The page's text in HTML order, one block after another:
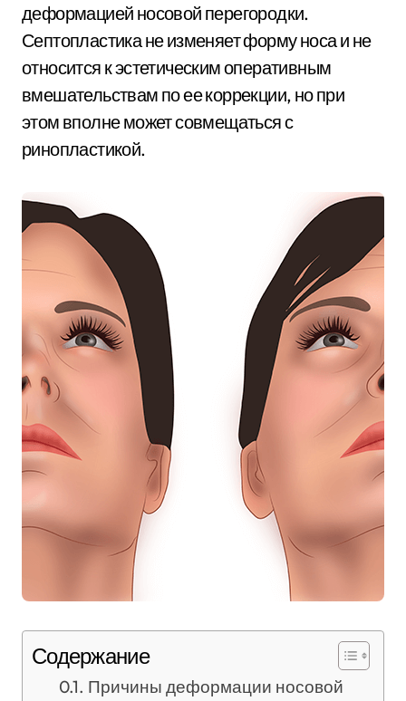
деформацией носовой перегородки.
Септопластика не изменяет форму носа и не
относится к эстетическим оперативным
вмешательствам по ее коррекции, но при
этом вполне может совмещаться с
ринопластикой.
Содержание
Причины деформации носовой